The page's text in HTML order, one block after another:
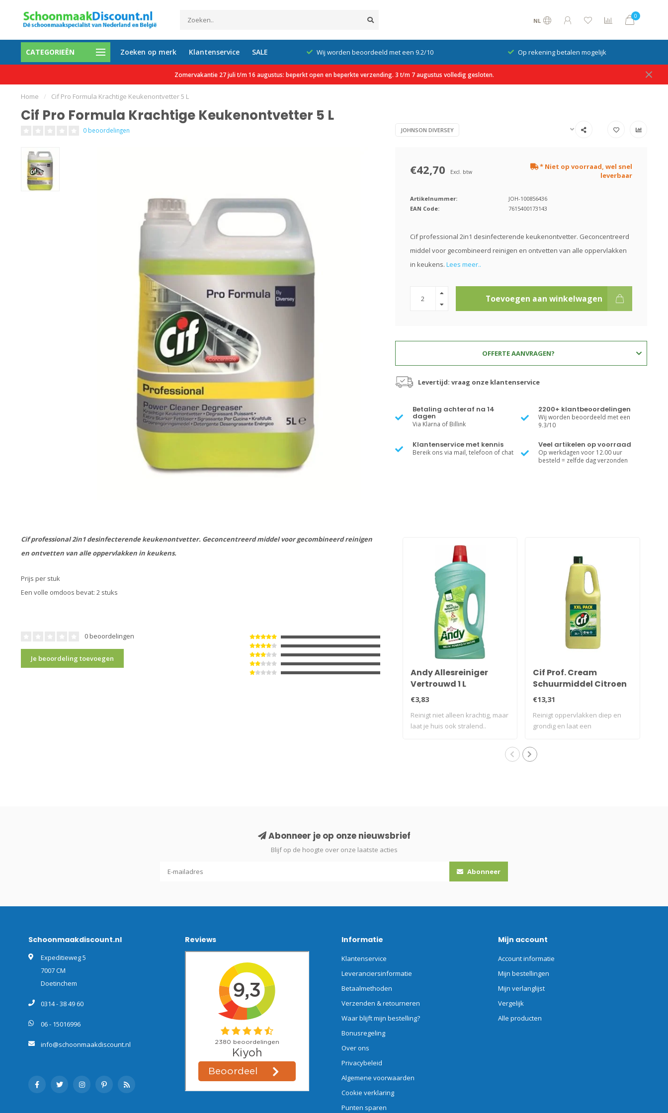
NL
0
CATEGORIEËN Zoeken op merk Klantenservice SALE
tevreden klanten Gratis verzending vanaf €150 excl. btw Wij worden beoordeeld met een 9.2/10 Op rekening betalen mogelijk
Zomervakantie 27 juli t/m 16 augustus: beperkt open en beperkte verzending. 3 t/m 7 augustus volledig gesloten.
Home / Cif Pro Formula Krachtige Keukenontvetter 5 L
Cif Pro Formula Krachtige Keukenontvetter 5 L
0 beoordelingen JOHNSON DIVERSEY
€42,70 Excl. btw
* Niet op voorraad, wel snel
leverbaar
Artikelnummer:
JOH-100856436
EAN Code:
7615400173143
Cif professional 2in1 desinfecterende keukenontvetter. Geconcentreerd
middel voor gecombineerd reinigen en ontvetten van alle oppervlakken
in keukens. Lees meer..
Toevoegen aan winkelwagen
OFFERTE AANVRAGEN?
Levertijd: vraag onze klantenservice
Betaling achteraf na 14
dagen
Via Klarna of Billink
2200+ klantbeoordelingen
Wij worden beoordeeld met een
9.3/10
Klantenservice met kennis
Bereik ons via mail, telefoon of chat
Veel artikelen op voorraad
Op werkdagen voor 12.00 uur
besteld = zelfde dag verzonden
Cif professional 2in1 desinfecterende keukenontvetter. Geconcentreerd middel voor gecombineerd reinigen
en ontvetten van alle oppervlakken in keukens.
Prijs per stuk
Een volle omdoos bevat: 2 stuks
0 beoordelingen
Je beoordeling toevoegen
Andy Allesreiniger
Vertrouwd 1 L
€3,83
Reinigt niet alleen krachtig, maar
laat je huis ook stralend..
Cif Prof. Cream
Schuurmiddel Citroen
2 L
€13,31
Reinigt oppervlakken diep en
grondig en laat een
Abonneer je op onze nieuwsbrief
Blijf op de hoogte over onze laatste acties
Abonneer
Schoonmaakdiscount.nl
Expeditieweg 5
7007 CM
Doetinchem
0314 - 38 49 60
06 - 15016996
info@schoonmaakdiscount.nl
Reviews Informatie
Klantenservice
Leveranciersinformatie
Betaalmethoden
Verzenden & retourneren
Waar blijft mijn bestelling?
Bonusregeling
Over ons
Privacybeleid
Algemene voorwaarden
Cookie verklaring
Punten sparen
Mijn account
Account informatie
Mijn bestellingen
Mijn verlanglijst
Vergelijk
Alle producten